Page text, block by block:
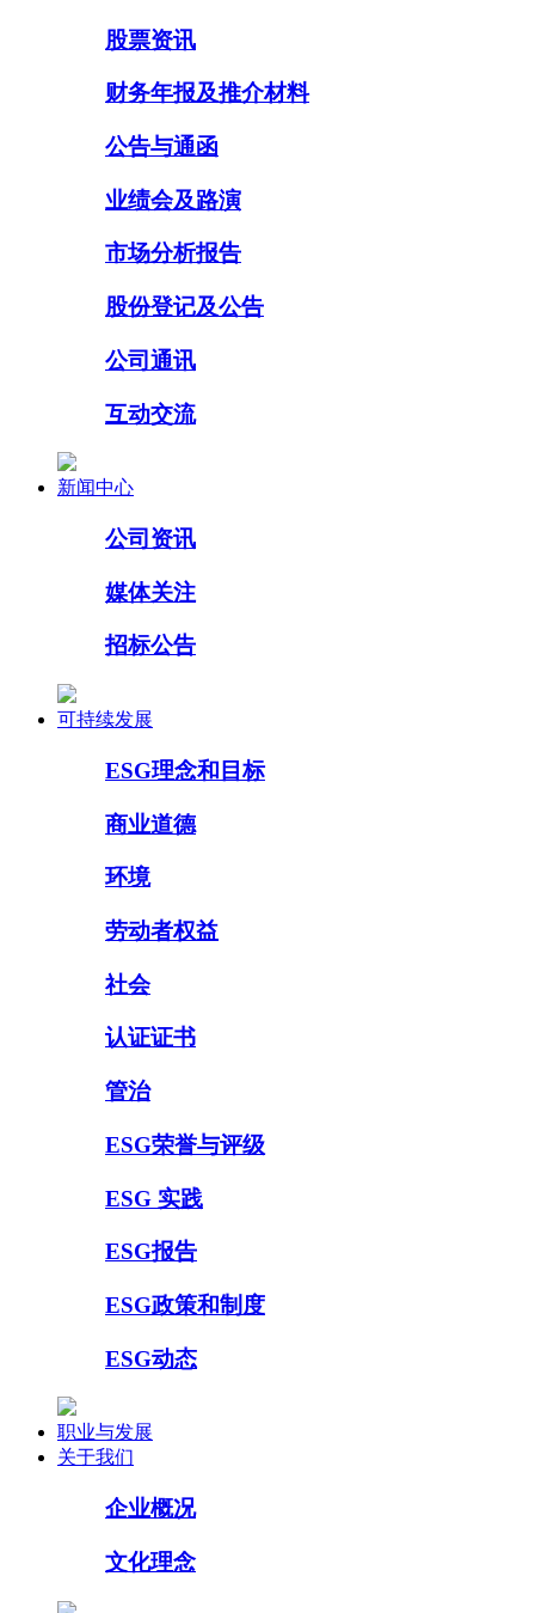
股票资讯
财务年报及推介材料
公告与通函
业绩会及路演
市场分析报告
股份登记及公告
公司通讯
互动交流
新闻中心
公司资讯
媒体关注
招标公告
可持续发展
ESG理念和目标
商业道德
环境
劳动者权益
社会
认证证书
管治
ESG荣誉与评级
ESG 实践
ESG报告
ESG政策和制度
ESG动态
职业与发展
关于我们
企业概况
文化理念